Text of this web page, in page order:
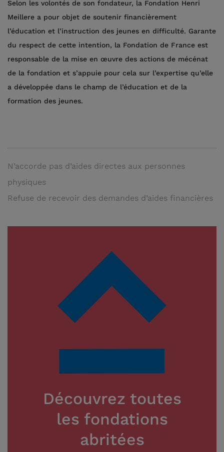
Selon les volontés de son fondateur, la Fondation Henri
Meillere a pour objet de soutenir financièrement
l’éducation et l’instruction des jeunes en difficulté. Garante
du respect de cette intention, la Fondation de France est
responsable de la mise en œuvre des actions de mécénat
de la fondation et s’appuie pour cela sur l’expertise qu’elle
a développée dans le champ de l’éducation et de la
formation des jeunes.
N’accorde pas d’aides directes aux personnes
physiques
Refuse de recevoir des demandes d’aides financières
Découvrez toutes
les fondations
abritées